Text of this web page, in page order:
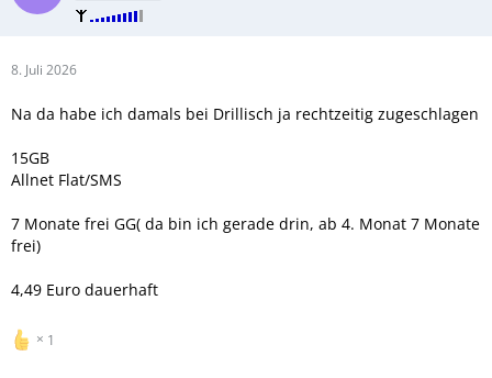
8. Juli 2026
Na da habe ich damals bei Drillisch ja rechtzeitig zugeschlagen
15GB
Allnet Flat/SMS
7 Monate frei GG( da bin ich gerade drin, ab 4. Monat 7 Monate
frei)
4,49 Euro dauerhaft
1